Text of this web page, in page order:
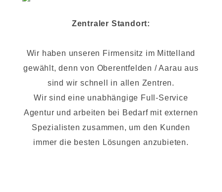
Zentraler Standort:
Wir haben unseren Firmensitz im Mittelland
gewählt, denn von Oberentfelden / Aarau aus
sind wir schnell in allen Zentren.
Wir sind eine unabhängige Full-Service
Agentur und arbeiten bei Bedarf mit externen
Spezialisten zusammen, um den Kunden
immer die besten Lösungen anzubieten.